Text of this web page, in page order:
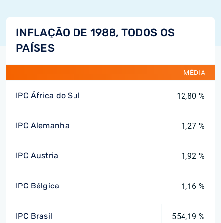
INFLAÇÃO DE 1988, TODOS OS
PAÍSES
MÉDIA
IPC África do Sul 12,80 %
IPC Alemanha 1,27 %
IPC Austria 1,92 %
IPC Bélgica 1,16 %
IPC Brasil 554,19 %